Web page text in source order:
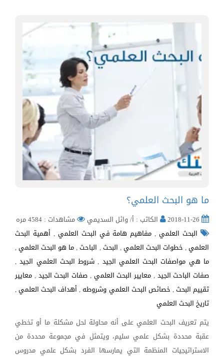
ما هو البحث العلمي؟
الكاتب : أ/ وائل السديمي
مشاهدات : 4584 مره
البحث العلمي, مفاهيم هامة في البحث العلمي , أهمية البحث
العلمي, خطوات البحث العلمي, البحث, الباحث,ما هو البحث العلمي,
ما هي مواصفات البحث العلمي الجيد , شروط البحث العلمي الجيد,
صفات الباحث الجيد , معايير البحث العلمي , صفات البحث الجيد , معايير
تقييم البحث, خصائص البحث العلمي وشروطه , أهداف البحث العلمي,
تاريخ البحث العلمي
يتم تعريف البحث العلمي على أنه محاولة لحل مشكلة ما أو تخطي
عقبة محددة بشكل علمي سليم، ويتمثل في مجموعة محددة من
الاستراتيجيات المنظمة التي يمارسها الفرد بشكل علمي مدروس